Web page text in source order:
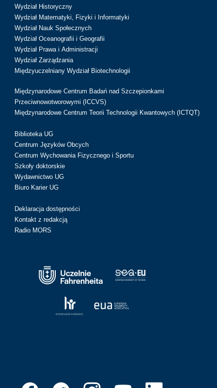
Wydział Historyczny
Wydział Matematyki, Fizyki i Informatyki
Wydział Nauk Społecznych
Wydział Oceanografii i Geografii
Wydział Prawa i Administracji
Wydział Zarządzania
Międzyuczelniany Wydział Biotechnologii
Międzynarodowe Centrum Badań nad Szczepionkami
Przeciwnowotworowymi (ICCVS)
Międzynarodowe Centrum Teorii Technologii Kwantowych (ICTQT)
Biblioteka UG
Centrum Języków Obcych
Centrum Wychowania Fizycznego i Sportu
Szkoły doktorskie
Wydawnictwo UG
Biuro Karier UG
Deklaracja dostępności
Kontakt z redakcją
Radio MORS